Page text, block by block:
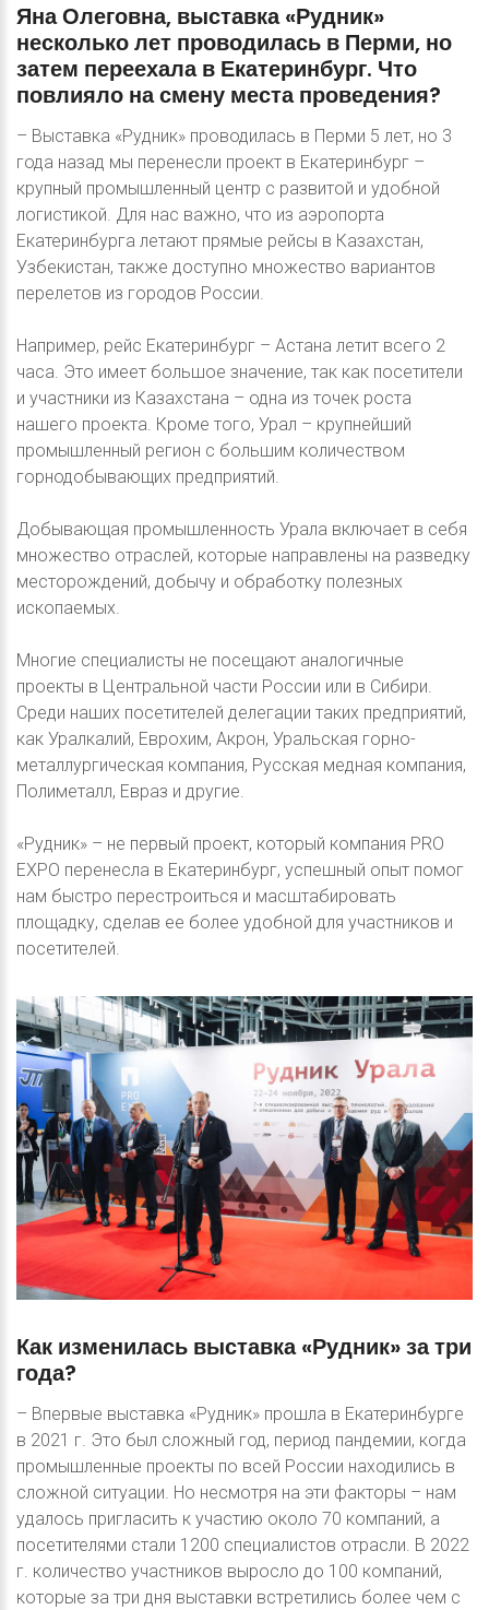
ЯнаОлеговна, выставка «Рудник»
нескольколет проводилась в Перми, но
затем переехала в Екатеринбург. Что
повлияло насмену места проведения?
– Выставка «Рудник» проводилась в Перми 5 лет, но 3
года назад мы перенесли проект в Екатеринбург –
крупный промышленный центр с развитой и удобной
логистикой. Для нас важно, что из аэропорта
Екатеринбурга летают прямые рейсы в Казахстан,
Узбекистан, также доступно множество вариантов
перелетов из городов России.
Например, рейс Екатеринбург – Астана летит всего 2
часа. Это имеет большое значение, так как посетители
и участники из Казахстана – одна из точек роста
нашего проекта. Кроме того, Урал – крупнейший
промышленный регион с большим количеством
горнодобывающих предприятий.
Добывающая промышленность Урала включает в себя
множество отраслей, которые направлены на разведку
месторождений, добычу и обработку полезных
ископаемых.
Многие специалисты не посещают аналогичные
проекты в Центральной части России или в Сибири.
Среди наших посетителей делегации таких предприятий,
как Уралкалий, Еврохим, Акрон, Уральская горно-
металлургическая компания, Русская медная компания,
Полиметалл, Евраз и другие.
«Рудник» – не первый проект, который компания PRO
EXPO перенесла в Екатеринбург, успешный опыт помог
нам быстро перестроиться и масштабировать
площадку, сделав ее более удобной для участников и
посетителей.
Как изменилась выставка «Рудник»затри
года?
– Впервые выставка «Рудник» прошла в Екатеринбурге
в 2021 г. Это был сложный год, период пандемии, когда
промышленные проекты по всей России находились в
сложной ситуации. Но несмотря на эти факторы – нам
удалось пригласить к участию около 70 компаний, а
посетителями стали 1200 специалистов отрасли. В 2022
г. количество участников выросло до 100 компаний,
которые за три дня выставки встретились более чем с